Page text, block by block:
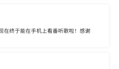
在终于能在手机上看番听歌啦！感谢